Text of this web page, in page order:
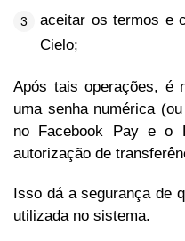
aceitar os termos e
Cielo;
Após tais operações, é
uma senha numérica
no Facebook Pay e o
autorização de
Isso dá a segurança de
utilizada no sistema.